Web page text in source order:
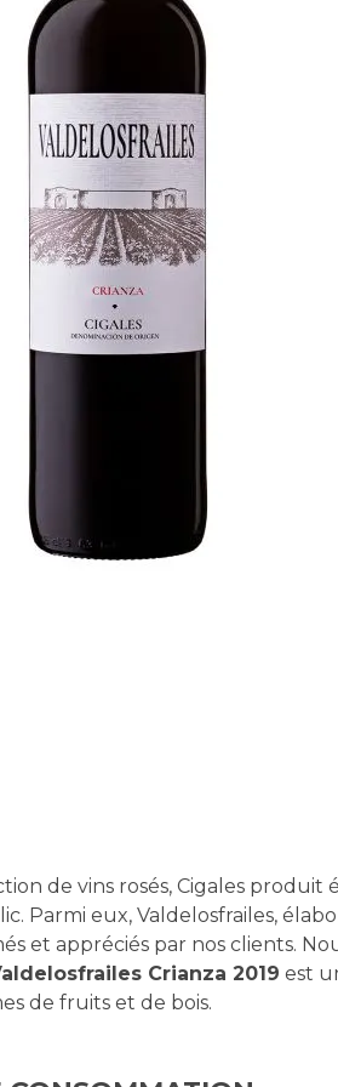
de vins rosés, Cigales
Parmi eux, Valdelosfrailes,
et appréciés par nos clients.
Crianza 2019 est
de fruits et de bois.